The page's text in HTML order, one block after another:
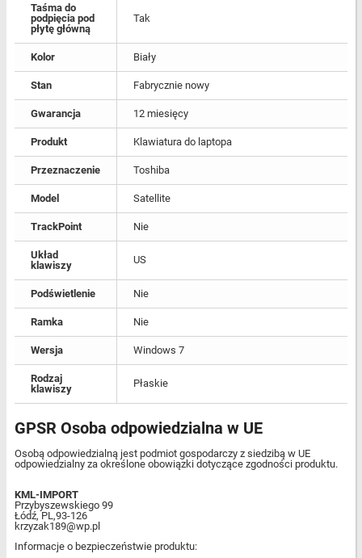
Taśma do
podpięcia pod
płytę główną
Tak
Kolor Biały
Stan Fabrycznie nowy
Gwarancja 12 miesięcy
Produkt Klawiatura do laptopa
Przeznaczenie Toshiba
Model Satellite
TrackPoint Nie
Układ
klawiszy
US
Podświetlenie Nie
Ramka Nie
Wersja Windows 7
Rodzaj
klawiszy
Płaskie
GPSR Osoba odpowiedzialna w UE
Osobą odpowiedzialną jest podmiot gospodarczy z siedzibą w UE
odpowiedzialny za określone obowiązki dotyczące zgodności produktu.
KML-IMPORT
Przybyszewskiego 99
Łódź, PL,93-126
krzyzak189@wp.pl
Informacje o bezpieczeństwie produktu: